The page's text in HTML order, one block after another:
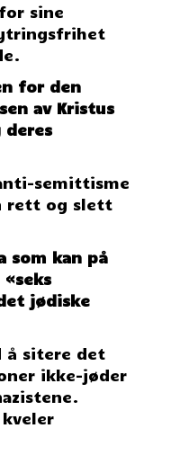
sine
for den
av Kristus
deres
semittisme
rett og slett
som kan på
jødiske
å sitere det
ikke-jøder